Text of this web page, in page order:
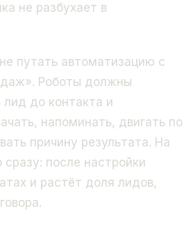
не разбухает в
путать автоматизацию с
Роботы должны
до контакта и
напоминать, двигать по
причину результата. На
сразу: после настройки
и растёт доля лидов,